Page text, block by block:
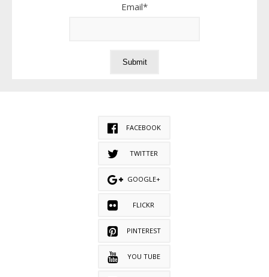
Email*
FACEBOOK
TWITTER
GOOGLE+
FLICKR
PINTEREST
YOU TUBE